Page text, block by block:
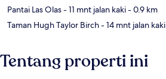
Pantai Las Olas- 11 mnt jalan kaki- 0.9 km
Taman Hugh Taylor Birch- 14 mnt jalan kaki
Tentang properti ini